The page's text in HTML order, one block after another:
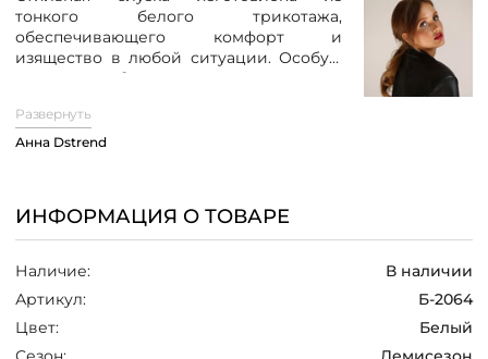
тонкого белого трикотажа,
обеспечивающего комфорт и
изящество в любой ситуации. Особую
изюминку блузке придает сетчатая
добавляет изделию игривости и
утонченности.
как с классическимибрюкамичерного
цвета, так и с более неформальными
джинсами, позволяя создавать образы
Развернуть
Анна Dstrend
ИНФОРМАЦИЯ О ТОВАРЕ
Наличие:
В наличии
Артикул:
Б-2064
Цвет:
Белый